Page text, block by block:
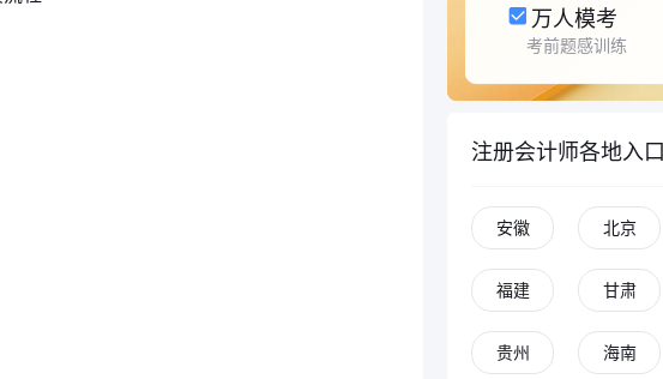
万人模考
考前题感训练
注册会计师各地入口
安徽 北京
福建 甘肃
贵州 海南